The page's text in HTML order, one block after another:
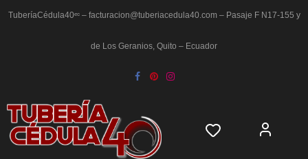
TuberíaCédula40ᵉᶜ – facturacion@tuberiacedula40.com – Pasaje F N17-155 y
de Los Geranios, Quito – Ecuador